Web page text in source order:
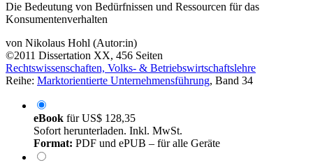
Die Bedeutung von Bedürfnissen und Ressourcen für das
Konsumentenverhalten
von Nikolaus Hohl (Autor:in)
©2011 Dissertation XX, 456 Seiten
Rechtswissenschaften, Volks- & Betriebswirtschaftslehre
Reihe: Marktorientierte Unternehmensführung, Band 34
eBook fürUS$ 128,35
Sofort herunterladen. Inkl. MwSt.
Format: PDF und ePUB – für alle Geräte